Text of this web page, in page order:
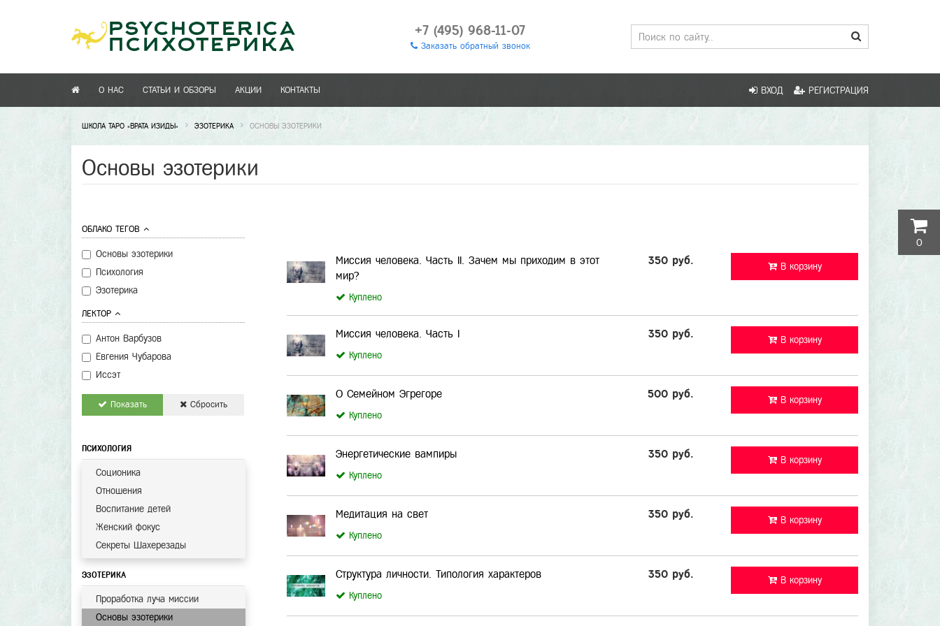
+7 (495) 968-11-07
Заказать обратный звонок
О НАС СТАТЬИ И ОБЗОРЫ АКЦИИ КОНТАКТЫ ВХОД РЕГИСТРАЦИЯ
ШКОЛА ТАРО «ВРАТА ИЗИДЫ» ЭЗОТЕРИКА ОСНОВЫ ЭЗОТЕРИКИ
Основы эзотерики
ОБЛАКО ТЕГОВ
Основы эзотерики
Психология
Эзотерика
ЛЕКТОР
Антон Варбузов
Евгения Чубарова
Иссэт
Показать Сбросить
ПСИХОЛОГИЯ
Соционика
Отношения
Воспитание детей
Женский фокус
Секреты Шахерезады
ЭЗОТЕРИКА
Проработка луча миссии
Основы эзотерики
Миссия человека. Часть II. Зачем мы приходим в этот
мир?
Куплено
350 руб.
В корзину
Миссия человека. Часть I
Куплено
350 руб.
В корзину
О Семейном Эгрегоре
Куплено
500 руб.
В корзину
Энергетические вампиры
Куплено
350 руб.
В корзину
Медитация на свет
Куплено
350 руб.
В корзину
Структура личности. Типология характеров
Куплено
350 руб.
В корзину
0